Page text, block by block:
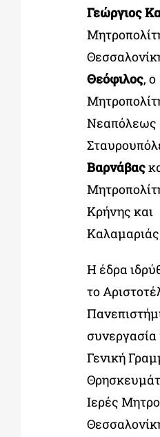
Γεώργιος
Θεόφιλος, ο
Νεαπόλεως
Βαρνάβας
Κρήνης και
Καλαμαριάς
Η έδρα
το
συνεργασία
Γενική
Ιερές